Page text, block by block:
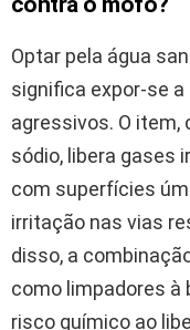
Optar pela água
significa expor-se
agressivos. O
sódio, libera gases
com superfícies
irritação nas vias
disso, a
como limpadores à
risco químico ao